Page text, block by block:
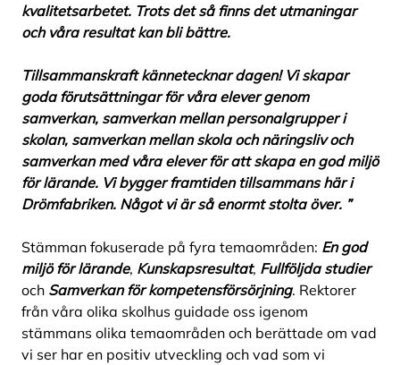
kvalitetsarbetet. Trots det så finns det utmaningar
och våra resultat kan bli bättre.
Tillsammanskraft kännetecknar dagen! Vi skapar
goda förutsättningar för våra elever genom
samverkan, samverkan mellan personalgrupper i
skolan, samverkan mellan skola och näringsliv och
samverkan med våra elever för att skapa en god miljö
för lärande. Vi bygger framtiden tillsammans här i
Drömfabriken. Något vi är så enormt stolta över. ”
Stämman fokuserade på fyra temaområden: En god
miljö för lärande, Kunskapsresultat, Fullföljda studier
och Samverkan för kompetensförsörjning. Rektorer
från våra olika skolhus guidade oss igenom
stämmans olika temaområden och berättade om vad
vi ser har en positiv utveckling och vad som vi